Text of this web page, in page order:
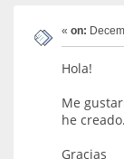
« on:
Hola!
Me
he
Gracias